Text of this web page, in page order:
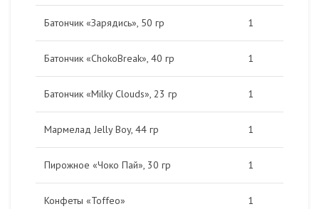
Батончик «Зарядись», 50 гр 1
Батончик «ChokoBreak», 40 гр 1
Батончик «Milky Clouds», 23 гр 1
Мармелад Jelly Boy, 44 гр 1
Пирожное «Чоко Пай», 30 гр 1
Конфеты «Toffeo» 1